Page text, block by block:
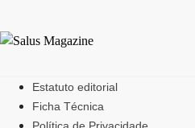
Estatuto editorial
Ficha Técnica
Política de Privacidade